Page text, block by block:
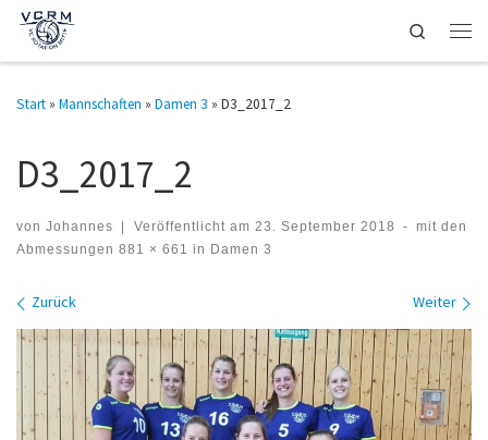
Zum Inhalt springen
Search
Start » Mannschaften » Damen 3 » D3_2017_2
D3_2017_2
von Johannes | Veröffentlicht am 23. September 2018 -
mit den
Abmessungen 881 × 661 in Damen 3
Bilder Navigation
Zurück Weiter